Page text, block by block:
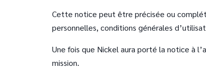
Cette notice peut être précisée ou
personnelles, conditions générales
Une fois que Nickel aura porté la notice à
mission.